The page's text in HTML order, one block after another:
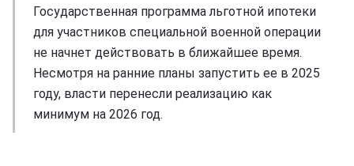
Государственная программа льготной ипотеки
для участников специальной военной операции
не начнет действовать в ближайшее время.
Несмотря на ранние планы запустить ее в 2025
году, власти перенесли реализацию как
минимум на 2026 год.